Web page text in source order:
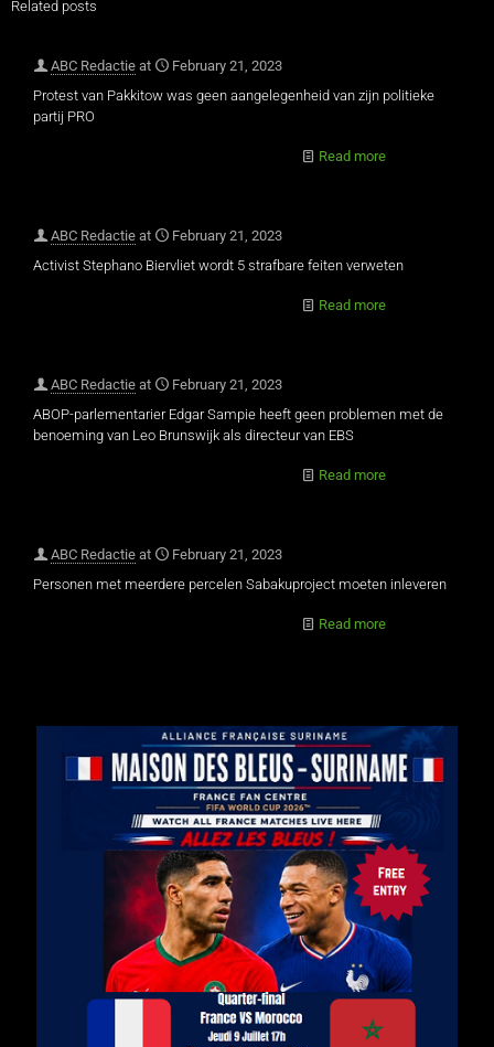
Related posts
ABC Redactie at
February 21, 2023
Protest van Pakkitow was geen aangelegenheid van zijn politieke
partij PRO
Read more
ABC Redactie at
February 21, 2023
Activist Stephano Biervliet wordt 5 strafbare feiten verweten
Read more
ABC Redactie at
February 21, 2023
ABOP-parlementarier Edgar Sampie heeft geen problemen met de
benoeming van Leo Brunswijk als directeur van EBS
Read more
ABC Redactie at
February 21, 2023
Personen met meerdere percelen Sabakuproject moeten inleveren
Read more